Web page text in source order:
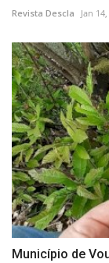
Revista Descla Jan
Município de